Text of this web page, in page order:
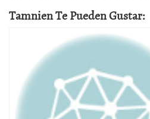
Tamnien Te Pueden Gustar: